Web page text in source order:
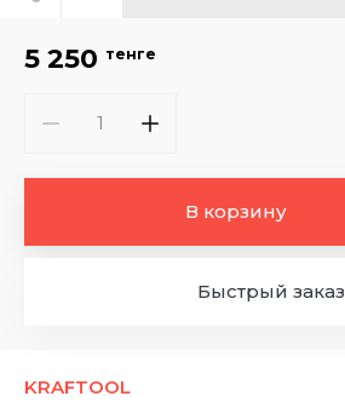
KRAFTOOL
5 250 тенге
В корзину
Быстрый заказ